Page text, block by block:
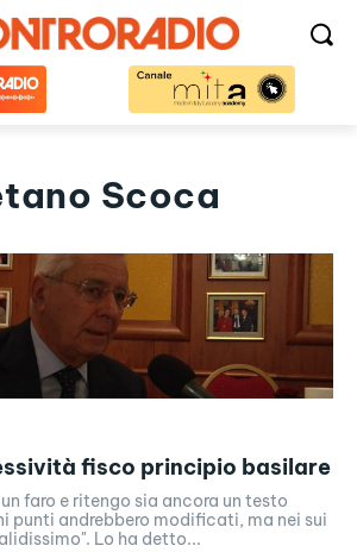
Scoca
fisco principio basilare
faro e ritengo sia ancora un testo
punti andrebbero modificati, ma nei sui
Lo ha detto...